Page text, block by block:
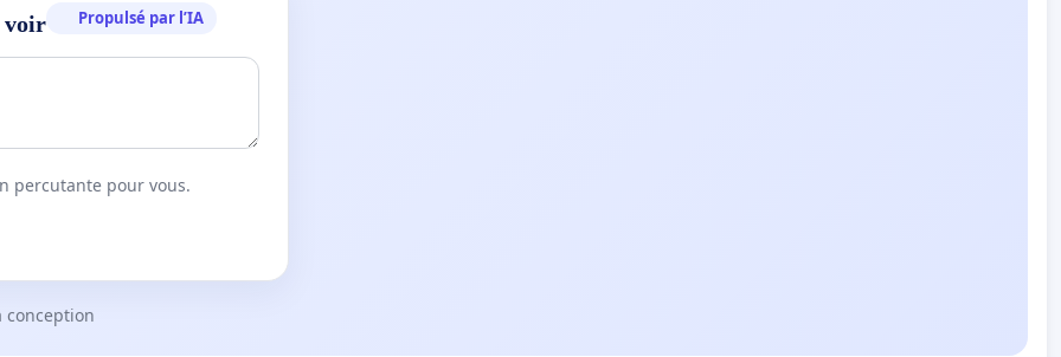
voir Propulsé par l’IA
percutante pour vous.
conception